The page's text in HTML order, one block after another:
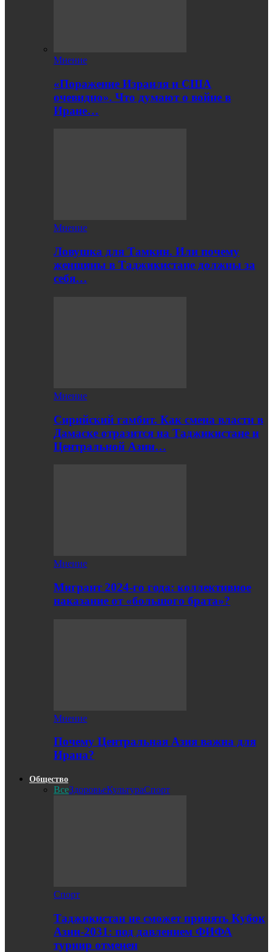
Мнение
«Поражение Израиля и США
очевидно». Что думают о войне в
Иране…
Мнение
Ловушка для Тамкин. Или почему
женщины в Таджикистане должны за
себя…
Мнение
Сирийский гамбит. Как смена власти в
Дамаске отразится на Таджикистане и
Центральной Азии…
Мнение
Мигрант 2024-го года: коллективное
наказание от «большого брата»?
Мнение
Почему Центральная Азия важна для
Ирана?
Общество
ВсеЗдоровьеКультураСпорт
Спорт
Таджикистан не сможет принять Кубок
Азии-2031: под давлением ФИФА
турнир отменен